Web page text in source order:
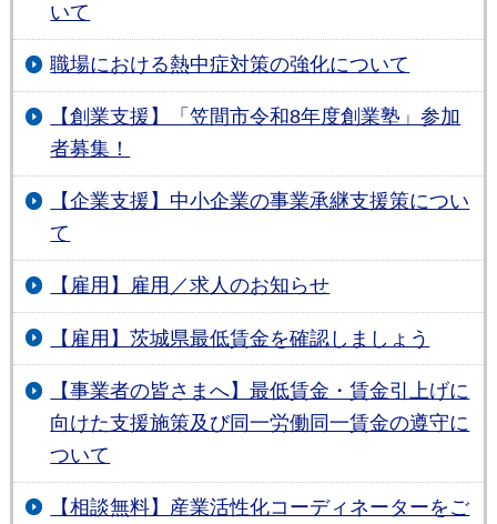
いて
職場における熱中症対策の強化について
【創業支援】「笠間市令和8年度創業塾」参加
者募集！
【企業支援】中小企業の事業承継支援策につい
て
【雇用】雇用／求人のお知らせ
【雇用】茨城県最低賃金を確認しましょう
【事業者の皆さまへ】最低賃金・賃金引上げに
向けた支援施策及び同一労働同一賃金の遵守に
ついて
【相談無料】産業活性化コーディネーターをご